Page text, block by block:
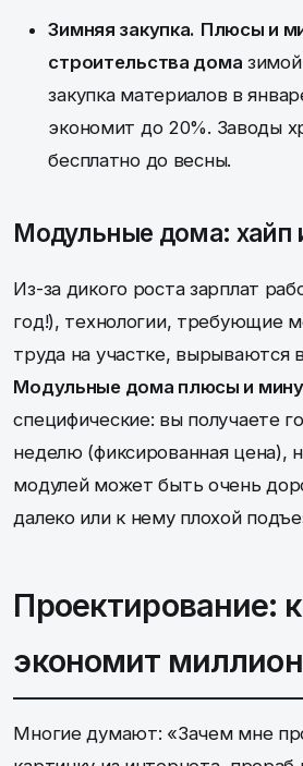
Зимняя закупка. Плюсы и
строительства дома
закупка материалов в
экономит до 20%. Заводы
бесплатно до весны.
Модульные дома: хайп
Из-за дикого роста зарплат
год!), технологии, требующие
труда на участке, вырываются
Модульные дома плюсы и
специфические: вы получаете
неделю (фиксированная цена),
модулей может быть очень
далеко или к нему плохой
Проектирование:
экономит
Многие думают: «Зачем мне